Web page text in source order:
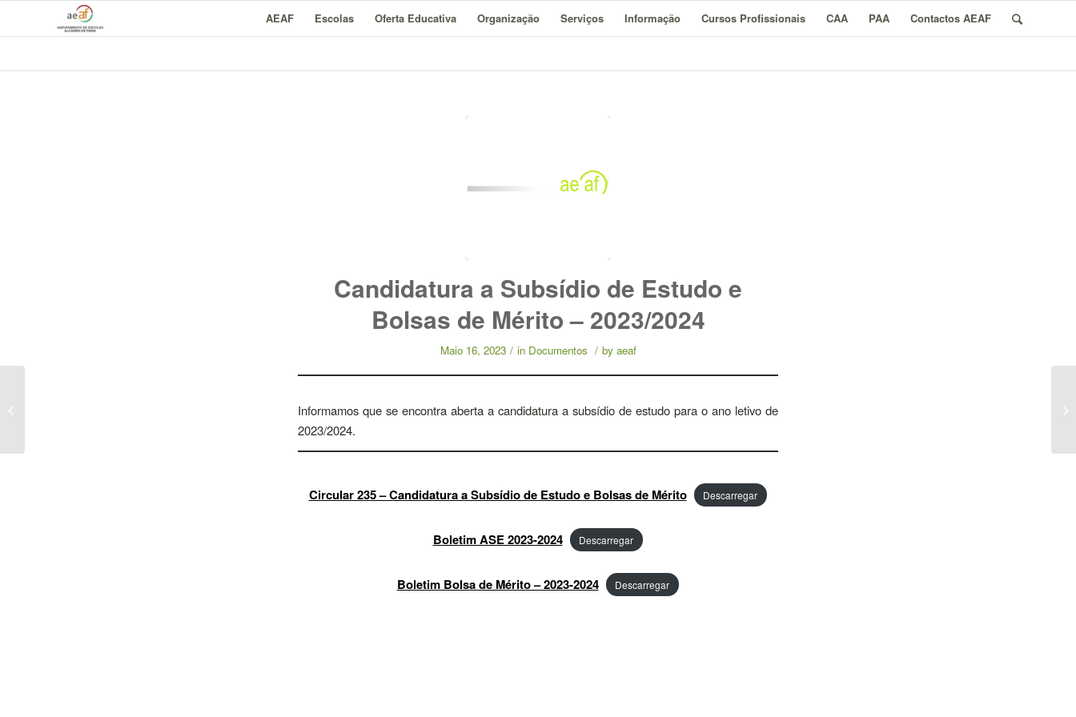
AEAF Escolas Oferta Educativa Organização Serviços Informação Cursos Profissionais CAA PAA Contactos AEAF
Candidatura a Subsídio de Estudo e
Bolsas de Mérito – 2023/2024
Maio 16, 2023 / in Documentos / by aeaf
Informamos que se encontra aberta a candidatura a subsídio de estudo para o ano letivo de
2023/2024.
Circular 235 – Candidatura a Subsídio de Estudo e Bolsas de Mérito Descarregar
Boletim ASE 2023-2024 Descarregar
Boletim Bolsa de Mérito – 2023-2024 Descarregar